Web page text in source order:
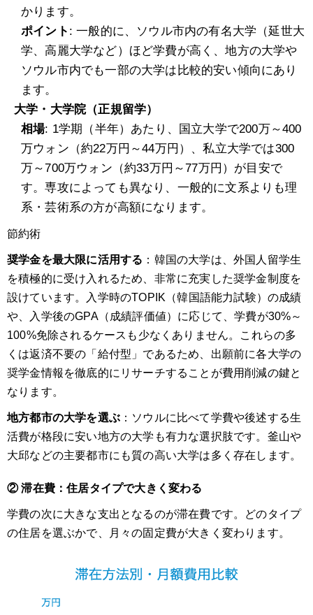
かります。
ポイント : 一般的に、ソウル市内の有名大学（延世大
学、高麗大学など）ほど学費が高く、地方の大学や
ソウル市内でも一部の大学は比較的安い傾向にあり
ます。
大学・大学院（正規留学）
相場: 1学期（半年）あたり、国立大学で200万～400
万ウォン（約22万円～44万円）、私立大学では300
万～700万ウォン（約33万円～77万円）が目安で
す。専攻によっても異なり、一般的に文系よりも理
系・芸術系の方が高額になります。
節約術
奨学金を最大限に活用する ：韓国の大学は、外国人留学生
を積極的に受け入れるため、非常に充実した奨学金制度を
設けています。入学時のTOPIK（韓国語能力試験）の成績
や、入学後のGPA（成績評価値）に応じて、学費が30%～
100%免除されるケースも少なくありません。これらの多
くは返済不要の「給付型」であるため、出願前に各大学の
奨学金情報を徹底的にリサーチすることが費用削減の鍵と
なります。
地方都市の大学を選ぶ ：ソウルに比べて学費や後述する生
活費が格段に安い地方の大学も有力な選択肢です。釜山や
大邱などの主要都市にも質の高い大学は多く存在します。
② 滞在費：住居タイプで大きく変わる
学費の次に大きな支出となるのが滞在費です。どのタイプ
の住居を選ぶかで、月々の固定費が大きく変わります。